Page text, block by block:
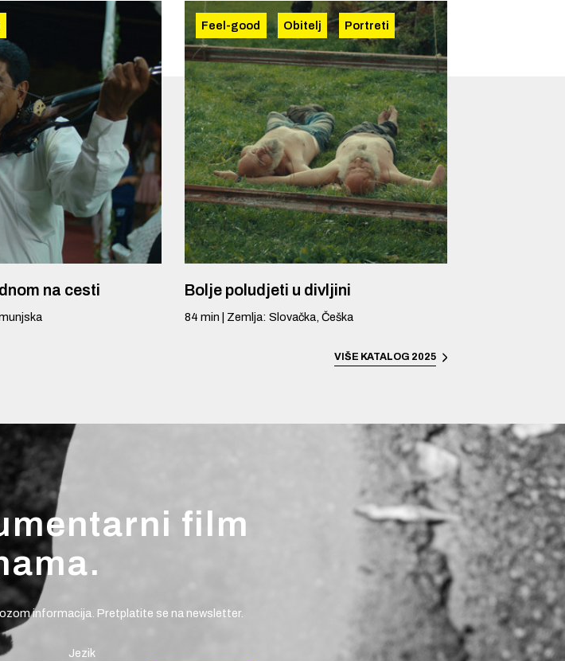
na cesti
Feel-good Obitelj Portreti
Bolje poludjeti u divljini
84 min Zemlja: Slovačka, Češka
VIŠE KATALOG 2025
film
informacija. Pretplatite se na newsletter.
Jezik